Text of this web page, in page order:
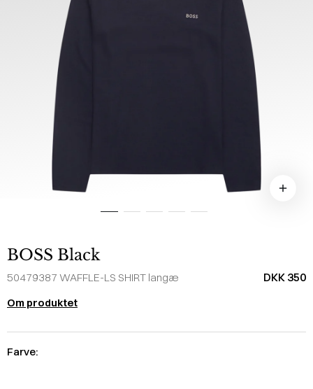
BOSS Black
50479387 WAFFLE-LS SHIRT langæ DKK 350
Om produktet
Farve: